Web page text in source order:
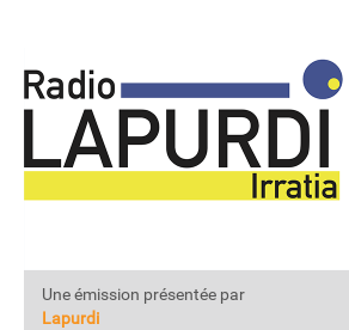
Une émission présentée par
Lapurdi